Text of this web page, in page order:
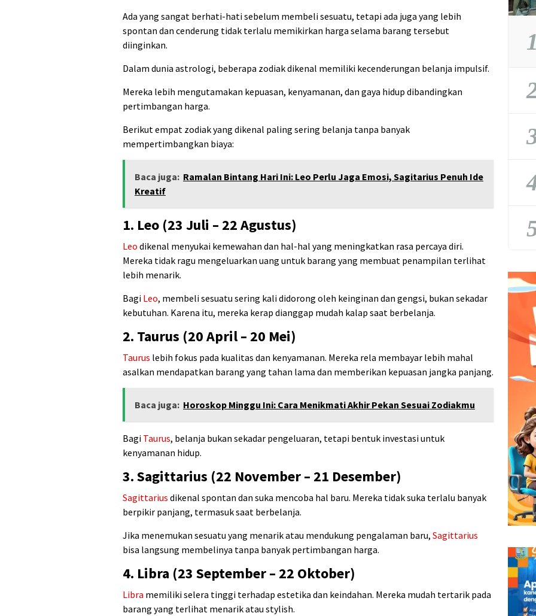
Ada yang sangat berhati-hati sebelum membeli sesuatu, tetapi ada juga yang lebih
spontan dan cenderung tidak terlalu memikirkan harga selama barang tersebut
diinginkan.
Dalam dunia astrologi, beberapa zodiak dikenal memiliki kecenderungan belanja impulsif.
Mereka lebih mengutamakan kepuasan, kenyamanan, dan gaya hidup dibandingkan
pertimbangan harga.
Berikut empat zodiak yang dikenal paling sering belanja tanpa banyak
mempertimbangkan biaya:
Baca juga: Ramalan Bintang Hari Ini: Leo Perlu Jaga Emosi, Sagitarius Penuh Ide
Kreatif
1. Leo (23 Juli – 22 Agustus)
Leo dikenal menyukai kemewahan dan hal-hal yang meningkatkan rasa percaya diri.
Mereka tidak ragu mengeluarkan uang untuk barang yang membuat penampilan terlihat
lebih menarik.
Bagi Leo, membeli sesuatu sering kali didorong oleh keinginan dan gengsi, bukan sekadar
kebutuhan. Karena itu, mereka kerap dianggap mudah kalap saat berbelanja.
2. Taurus (20 April – 20 Mei)
Taurus lebih fokus pada kualitas dan kenyamanan. Mereka rela membayar lebih mahal
asalkan mendapatkan barang yang tahan lama dan memberikan kepuasan jangka panjang.
Baca juga: Horoskop Minggu Ini: Cara Menikmati Akhir Pekan Sesuai Zodiakmu
Bagi Taurus, belanja bukan sekadar pengeluaran, tetapi bentuk investasi untuk
kenyamanan hidup.
3. Sagittarius (22 November – 21 Desember)
Sagittarius dikenal spontan dan suka mencoba hal baru. Mereka tidak suka terlalu banyak
berpikir panjang, termasuk saat berbelanja.
Jika menemukan sesuatu yang menarik atau mendukung pengalaman baru, Sagittarius
bisa langsung membelinya tanpa banyak pertimbangan harga.
4. Libra (23 September – 22 Oktober)
Libra memiliki selera tinggi terhadap estetika dan keindahan. Mereka mudah tertarik pada
barang yang terlihat menarik atau stylish.
1
2
3
4
5